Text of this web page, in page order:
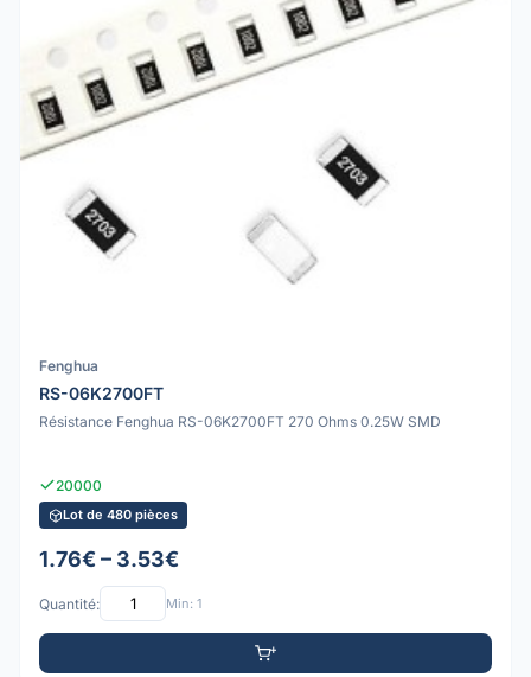
Fenghua
RS-06K2700FT
Résistance Fenghua RS-06K2700FT 270 Ohms 0.25W SMD
20000
Lot de 480 pièces
1.76€ – 3.53€
Quantité: Min: 1